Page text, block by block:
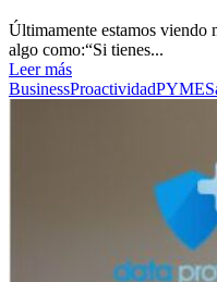
Últimamente estamos viendo
algo como:“Si tienes...
Leer más
BusinessProactividadPYME